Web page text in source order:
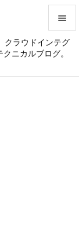
クラウドインテグ
ニカルブログ。


メニュ